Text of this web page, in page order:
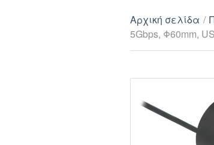
Αρχική σελίδα /
5Gbps, Φ60mm,